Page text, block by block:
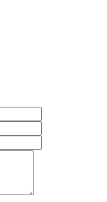
liên tường, nội
Sài Gòn